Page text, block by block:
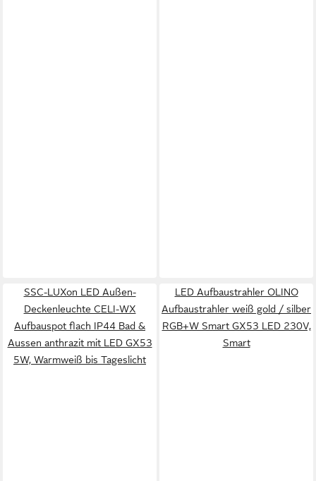
SSC-LUXon LED Außen-
Deckenleuchte CELI-WX
Aufbauspot flach IP44 Bad &
Aussen anthrazit mit LED GX53
5W, Warmweiß bis Tageslicht
LED Aufbaustrahler OLINO
Aufbaustrahler weiß gold / silber
RGB+W Smart GX53 LED 230V,
Smart